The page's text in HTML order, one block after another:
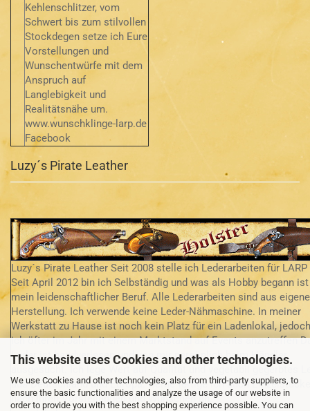
This website uses Cookies and other technologies.
We use Cookies and other technologies, also from third-party suppliers, to
ensure the basic functionalities and analyze the usage of our website in
order to provide you with the best shopping experience possible. You can
Kehlenschlitzer, vom
Schwert bis zum stilvollen
Stockdegen setze ich Eure
Vorstellungen und
Wunschentwürfe mit dem
Anspruch auf
Langlebigkeit und
Realitätsnähe um.
www.wunschklinge-larp.de
Facebook
Luzy´s Pirate Leather
Luzy´s Pirate Leather Seit 2008 stelle ich Lederarbeiten für LARP
Seit April 2012 bin ich Selbständig und was als Hobby begann
mein leidenschaftlicher Beruf. Alle Lederarbeiten sind aus
Herstellung. Ich verwende keine Leder-Nähmaschine. In meiner
Werkstatt zu Hause ist noch kein Platz für ein Ladenlokal,
ich öfter im Jahr mit einem Marktstand auf Events anzutreffen
Leder ist handverlesen und von mir persönlich beim Händler
ausgesucht. Ich lege Wert auf Qualität und vegetabil gegerbtes
aus Deutschland und Europa. Gerne fertige ich auch Einzelstücke
nach Ihren Vorstellungen und Wünschen an.